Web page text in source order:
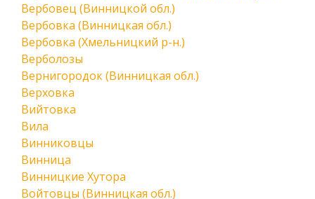
Вербовец (Винницкой обл.)
Вербовка (Винницкая обл.)
Вербовка (Хмельницкий р-н.)
Верболозы
Вернигородок (Винницкая обл.)
Верховка
Вийтовка
Вила
Винниковцы
Винница
Винницкие Хутора
Войтовцы (Винницкая обл.)